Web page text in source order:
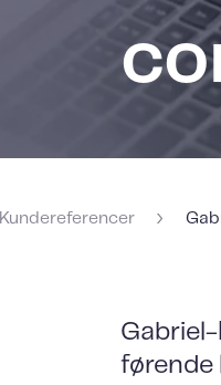
Kundereferencer ›
førende